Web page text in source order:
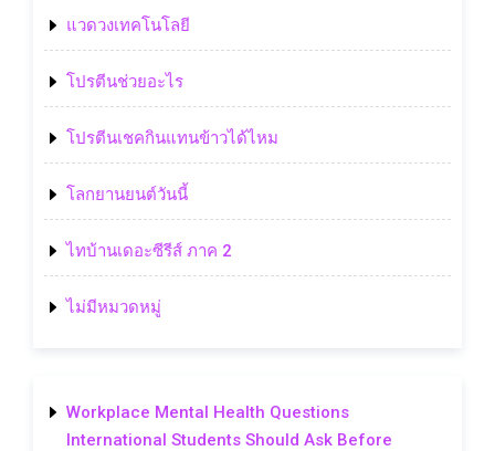
แวดวงเทคโนโลยี
โปรตีนช่วยอะไร
โปรตีนเชคกินแทนข้าวได้ไหม
โลกยานยนต์วันนี้
ไทบ้านเดอะซีรีส์ ภาค 2
ไม่มีหมวดหมู่
Workplace Mental Health Questions
International Students Should Ask Before